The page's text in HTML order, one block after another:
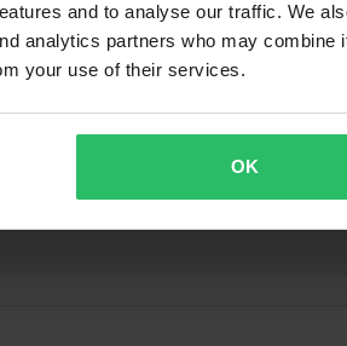
and to analyse our traffic. We
analytics partners who may combine
your use of their services.
OK